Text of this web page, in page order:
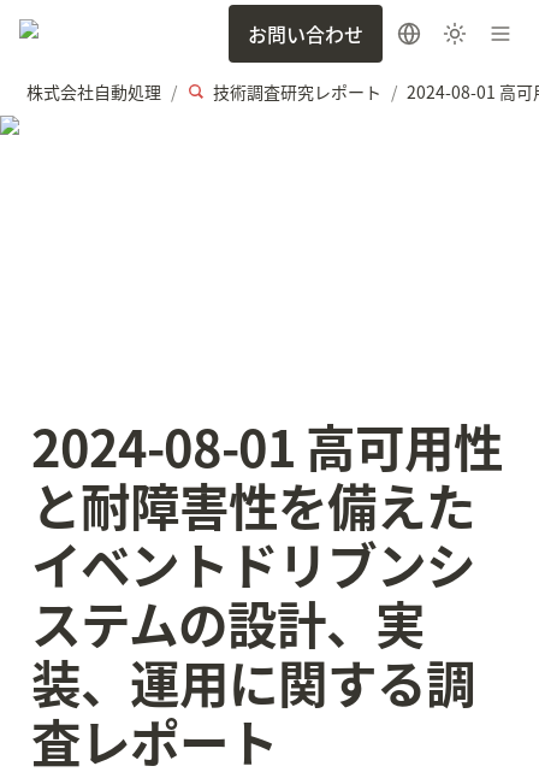
お問い合わせ
株式会社自動処理 / 技術調査研究レポート /
2024-08-01 高可用性
と耐障害性を備えた
イベントドリブンシ
ステムの設計、実
装、運用に関する調
査レポート